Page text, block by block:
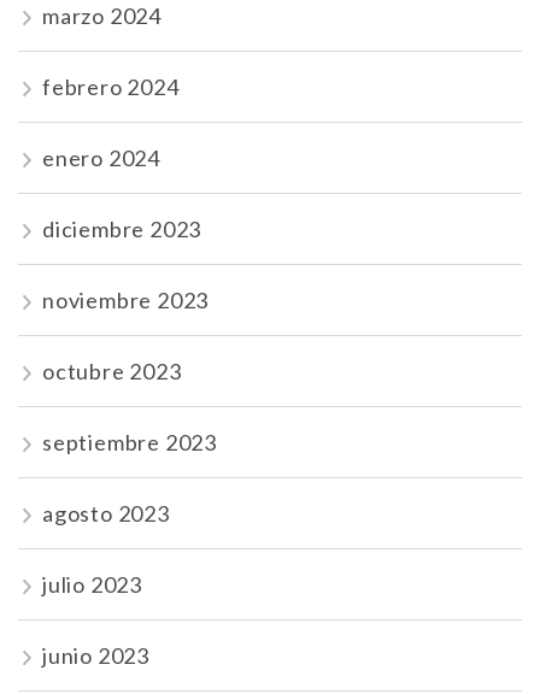
marzo 2024
febrero 2024
enero 2024
diciembre 2023
noviembre 2023
octubre 2023
septiembre 2023
agosto 2023
julio 2023
junio 2023